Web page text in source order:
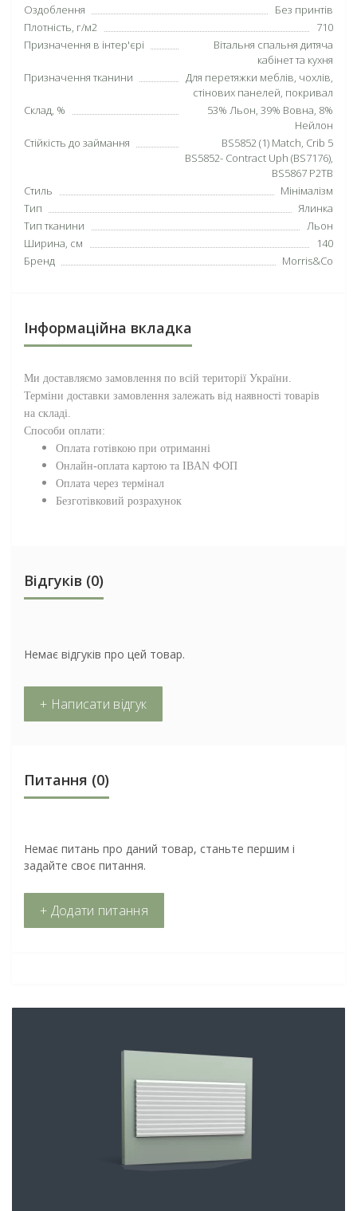
Оздоблення
Без принтів
Плотність, г/м2
710
Призначення в інтер'єрі
Вітальня спальня дитяча
кабінет та кухня
Призначення тканини
Для перетяжки меблів, чохлів,
стінових панелей, покривал
Склад, %
53% Льон, 39% Вовна, 8%
Нейлон
Стійкість до займання
BS5852 (1) Match, Crib 5
BS5852- Contract Uph (BS7176),
BS5867 P2TB
Стиль
Мінімалізм
Тип
Ялинка
Тип тканини
Льон
Ширина, см
140
Бренд
Morris&Co
Інформаційна вкладка
Ми доставляємо замовлення по всій території України.
Терміни доставки замовлення залежать від наявності товарів
на складі.
Способи оплати:
Оплата готівкою при отриманні
Онлайн-оплата картою та IBAN ФОП
Оплата через термінал
Безготівковий розрахунок
Відгуків (0)
Немає відгуків про цей товар.
+ Написати відгук
Питання (0)
Немає питань про даний товар, станьте першим і
задайте своє питання.
+ Додати питання